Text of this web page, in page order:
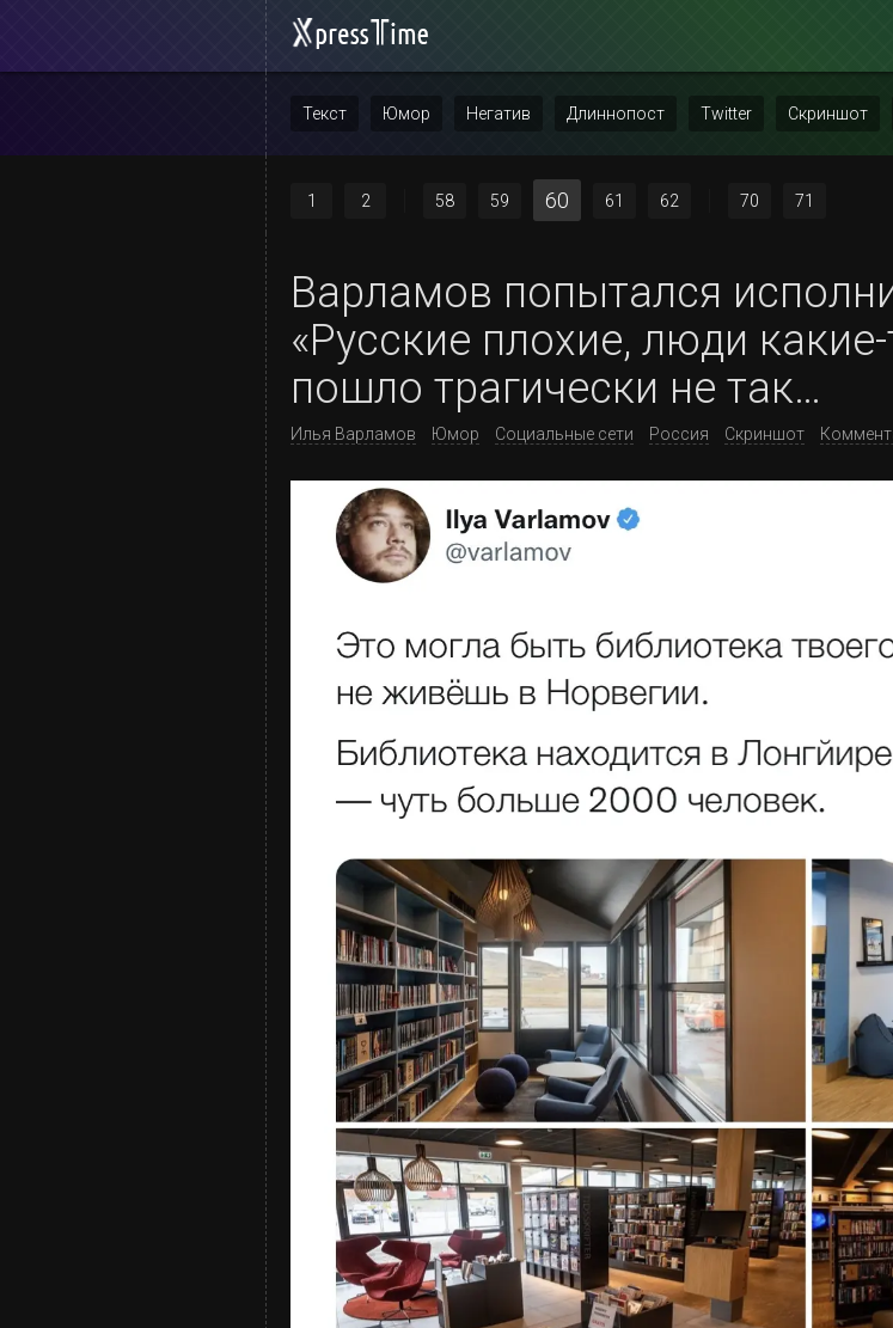
Текст Юмор Негатив Длиннопост Twitter Скриншот
1
2 58 59 60 61 62 70 71
Варламов попытался
«Русские плохие, люди
пошло трагически не так…
Илья Варламов Юмор Социальные сети Россия Скриншот